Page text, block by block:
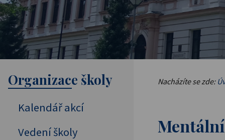
Nacházíte se zde:
Organizace školy
Kalendář akcí
Vedení školy